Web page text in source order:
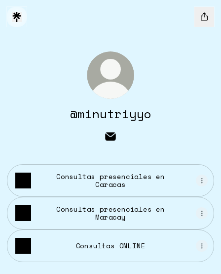
@minutriyyo
Consultas presenciales en
Caracas
Consultas presenciales en
Maracay
Consultas ONLINE